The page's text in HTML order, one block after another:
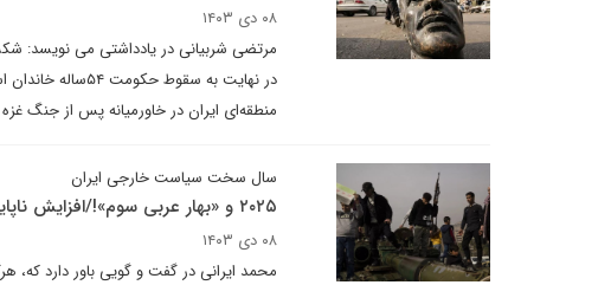
۰۸ دی ۱۴۰۳
مرتضی شربیانی در یادداشتی می نویسد:
در نهایت به
منطقه‌ای ایران در خاورمیانه پس از جنگ
سال سخت سیاست خارجی ایران
۲۰۲۵ و «بهار عربی سوم»!/افزایش ناپایداری‌های منطقه و جهان
۰۸ دی ۱۴۰۳
محمد ایرانی در گفت و گویی باور دارد که،